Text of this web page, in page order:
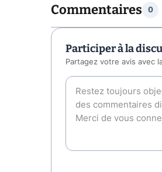
Commentaires 0
Participer à la
Partagez votre avis avec